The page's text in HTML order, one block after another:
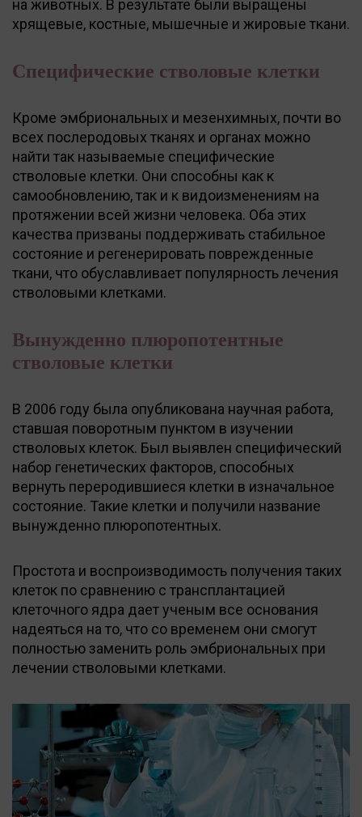
на животных. В результате были выращены
хрящевые, костные, мышечные и жировые ткани.
Специфические стволовые клетки
Кроме эмбриональных и мезенхимных, почти во
всех послеродовых тканях и органах можно
найти так называемые специфические
стволовые клетки. Они способны как к
самообновлению, так и к видоизменениям на
протяжении всей жизни человека. Оба этих
качества призваны поддерживать стабильное
состояние и регенерировать поврежденные
ткани, что обуславливает популярность лечения
стволовыми клетками.
Вынужденно плюропотентные
стволовые клетки
В 2006 году была опубликована научная работа,
ставшая поворотным пунктом в изучении
стволовых клеток. Был выявлен специфический
набор генетических факторов, способных
вернуть переродившиеся клетки в изначальное
состояние. Такие клетки и получили название
вынужденно плюропотентных.
Простота и воспроизводимость получения таких
клеток по сравнению с трансплантацией
клеточного ядра дает ученым все основания
надеяться на то, что со временем они смогут
полностью заменить роль эмбриональных при
лечении стволовыми клетками.